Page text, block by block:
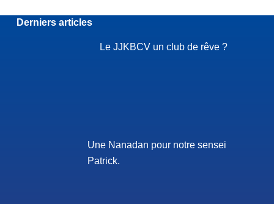
Derniers articles
Le JJKBCV un club de rêve ?
Une Nanadan pour notre sensei
Patrick.